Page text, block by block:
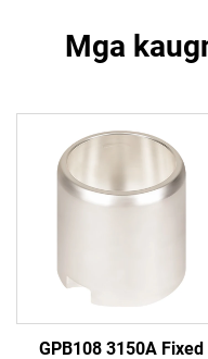
Mga
GPB108 3150A Fixed